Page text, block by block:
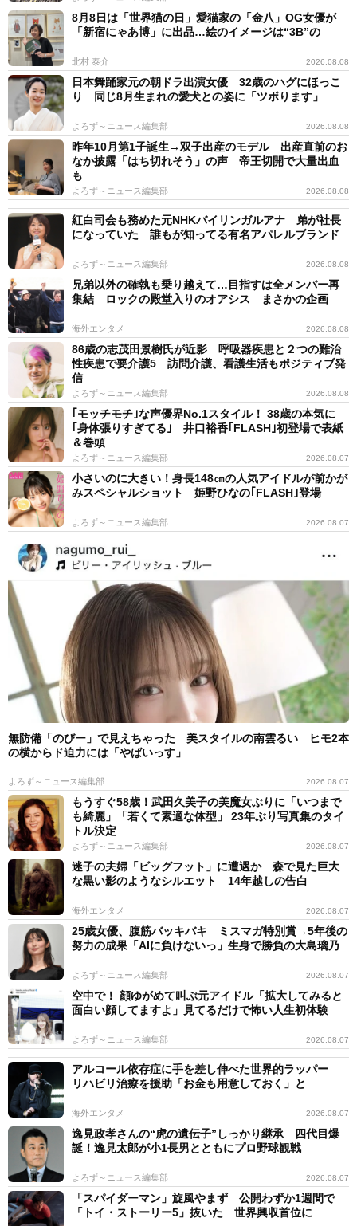
8月8日は「世界猫の日」愛猫家の「金八」OG女優が
「新宿にゃあ博」に出品…絵のイメージは“3B”の
北村 泰介 2026.08.08
日本舞踊家元の朝ドラ出演女優 32歳のハグにほっこ
り 同じ8月生まれの愛犬との姿に「ツボります」
よろず～ニュース編集部 2026.08.08
昨年10月第1子誕生→双子出産のモデル 出産直前のお
なか披露「はち切れそう」の声 帝王切開で大量出血
も
よろず～ニュース編集部 2026.08.08
紅白司会も務めた元NHKバイリンガルアナ 弟が社長
になっていた 誰もが知ってる有名アパレルブランド
よろず～ニュース編集部 2026.08.08
兄弟以外の確執も乗り越えて…目指すは全メンバー再
集結 ロックの殿堂入りのオアシス まさかの企画
海外エンタメ 2026.08.08
86歳の志茂田景樹氏が近影 呼吸器疾患と２つの難治
性疾患で要介護5 訪問介護、看護生活もポジティブ発
信
よろず～ニュース編集部 2026.08.08
｢モッチモチ｣な声優界No.1スタイル！ 38歳の本気に
｢身体張りすぎてる｣ 井口裕香｢FLASH｣初登場で表紙
＆巻頭
よろず～ニュース編集部 2026.08.07
小さいのに大きい！身長148㎝の人気アイドルが前かが
みスペシャルショット 姫野ひなの｢FLASH｣登場
よろず～ニュース編集部 2026.08.07
無防備「のびー」で見えちゃった 美スタイルの南雲るい ヒモ2本
の横からド迫力には「やばいっす」
よろず～ニュース編集部 2026.08.07
もうすぐ58歳！武田久美子の美魔女ぶりに「いつまで
も綺麗」「若くて素適な体型」 23年ぶり写真集のタイ
トル決定
よろず～ニュース編集部 2026.08.07
迷子の夫婦「ビッグフット」に遭遇か 森で見た巨大
な黒い影のようなシルエット 14年越しの告白
海外エンタメ 2026.08.07
25歳女優、腹筋バッキバキ ミスマガ特別賞→5年後の
努力の成果「AIに負けないっ」生身で勝負の大島璃乃
よろず～ニュース編集部 2026.08.07
空中で！ 顔ゆがめて叫ぶ元アイドル「拡大してみると
面白い顔してますよ」見てるだけで怖い人生初体験
よろず～ニュース編集部 2026.08.07
アルコール依存症に手を差し伸べた世界的ラッパー
リハビリ治療を援助「お金も用意しておく」と
海外エンタメ 2026.08.07
逸見政孝さんの“虎の遺伝子”しっかり継承 四代目爆
誕！逸見太郎が小1長男とともにプロ野球観戦
よろず～ニュース編集部 2026.08.07
「スパイダーマン」旋風やまず 公開わずか1週間で
「トイ・ストーリー5」抜いた 世界興収首位に